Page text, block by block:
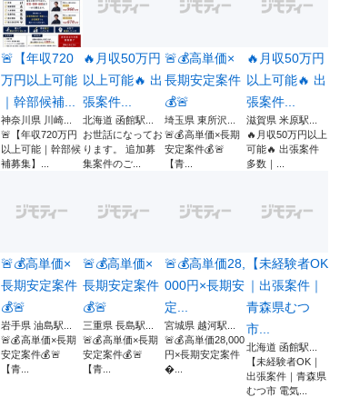
🚨【年収720
万円以上可能
｜幹部候補...
神奈川県 川崎...
🚨【年収720万円
以上可能｜幹部候
補募集】...
🔥月収50万円
以上可能🔥 出
張案件...
北海道 函館駅...
お世話になってお
ります。 追加募
集案件のご...
🚨💰高単価×
長期安定案件
💰🚨
埼玉県 東所沢...
🚨💰高単価×長期
安定案件💰🚨
【青...
🔥月収50万円
以上可能🔥 出
張案件...
滋賀県 米原駅...
🔥月収50万円以上
可能🔥 出張案件
多数｜...
🚨💰高単価×
長期安定案件
💰🚨
岩手県 油島駅...
🚨💰高単価×長期
安定案件💰🚨
【青...
🚨💰高単価×
長期安定案件
💰🚨
三重県 長島駅...
🚨💰高単価×長期
安定案件💰🚨
【青...
🚨💰高単価28,
000円×長期安
定...
宮城県 越河駅...
🚨💰高単価28,000
円×長期安定案件
...
【未経験者OK
｜出張案件｜
青森県むつ
市...
北海道 函館駅...
【未経験者OK｜
出張案件｜青森県
むつ市 電気...